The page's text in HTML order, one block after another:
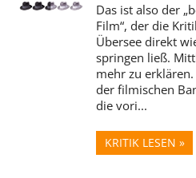
Das ist also der
Film“, der die
Übersee direkt
springen ließ.
mehr zu
der filmischen
die vori...
KRITIK LESEN »